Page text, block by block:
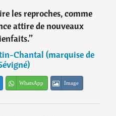
les reproches, comme
attire de nouveaux
”
Chantal (marquise de
WhatsApp Image